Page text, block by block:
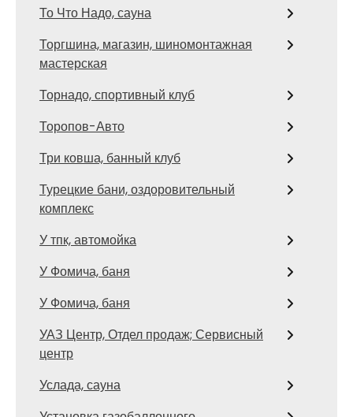
То Что Надо, сауна
Торгшина, магазин, шиномонтажная
мастерская
Торнадо, спортивный клуб
Торопов-Авто
Три ковша, банный клуб
Турецкие бани, оздоровительный
комплекс
У тпк, автомойка
У Фомича, баня
У Фомича, баня
УАЗ Центр, Отдел продаж; Сервисный
центр
Услада, сауна